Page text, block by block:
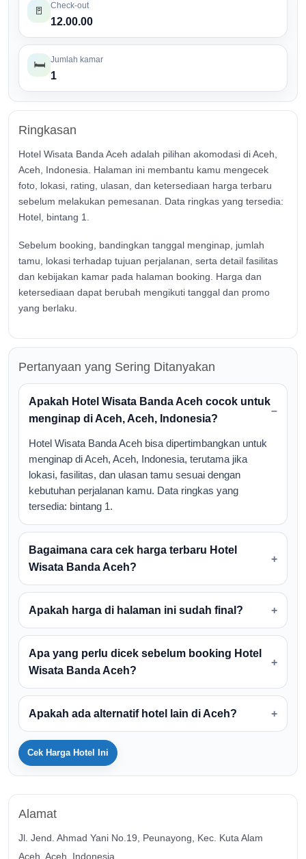
🚪 Check-out
12.00.00
🛏️ Jumlah kamar
1
Ringkasan
Hotel Wisata Banda Aceh adalah pilihan akomodasi di Aceh,
Aceh, Indonesia. Halaman ini membantu kamu mengecek
foto, lokasi, rating, ulasan, dan ketersediaan harga terbaru
sebelum melakukan pemesanan. Data ringkas yang tersedia:
Hotel, bintang 1.
Sebelum booking, bandingkan tanggal menginap, jumlah
tamu, lokasi terhadap tujuan perjalanan, serta detail fasilitas
dan kebijakan kamar pada halaman booking. Harga dan
ketersediaan dapat berubah mengikuti tanggal dan promo
yang berlaku.
Pertanyaan yang Sering Ditanyakan
Apakah Hotel Wisata Banda Aceh cocok untuk
menginap di Aceh, Aceh, Indonesia?
Hotel Wisata Banda Aceh bisa dipertimbangkan untuk
menginap di Aceh, Aceh, Indonesia, terutama jika
lokasi, fasilitas, dan ulasan tamu sesuai dengan
kebutuhan perjalanan kamu. Data ringkas yang
tersedia: bintang 1.
Bagaimana cara cek harga terbaru Hotel
Wisata Banda Aceh?
Apakah harga di halaman ini sudah final?
Apa yang perlu dicek sebelum booking Hotel
Wisata Banda Aceh?
Apakah ada alternatif hotel lain di Aceh?
Cek Harga Hotel Ini
Alamat
Jl. Jend. Ahmad Yani No.19, Peunayong, Kec. Kuta Alam
Aceh, Aceh, Indonesia